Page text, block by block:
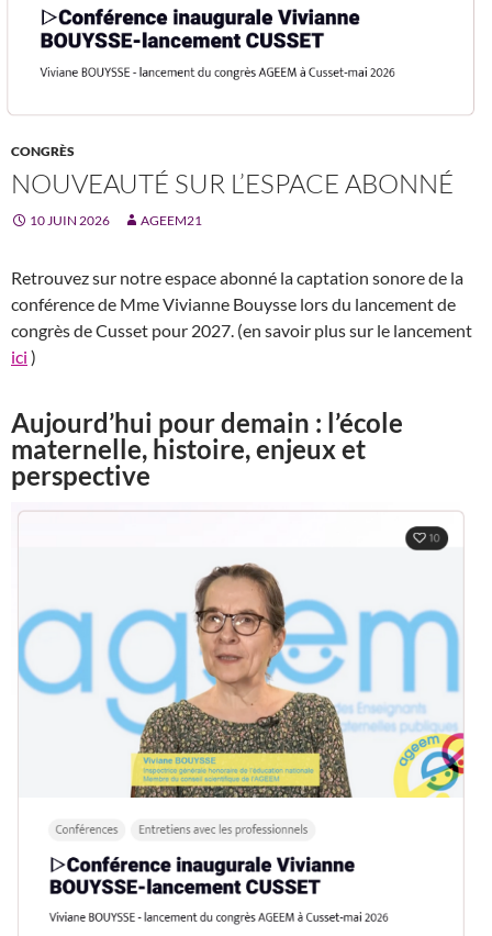
CONGRÈS
NOUVEAUTÉ SUR L’ESPACE ABONNÉ
10 JUIN 2026 AGEEM21
Retrouvez sur notre espace abonné la captation sonore de la
conférence de Mme Vivianne Bouysse lors du lancement de
congrès de Cusset pour 2027. (en savoir plus sur le lancement
ici )
Aujourd’hui pour demain : l’école
maternelle, histoire, enjeux et
perspective